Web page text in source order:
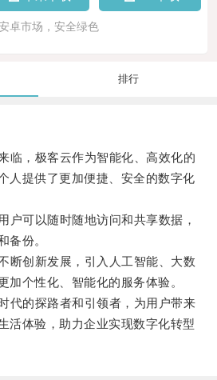
卓市场，安全绿色
排行
，极客云作为智能化、高效化的
人提供了更加便捷、安全的数字化
可以随时随地访问和共享数据，
备份。
创新发展，引入人工智能、大数
加个性化、智能化的服务体验。
的探路者和引领者，为用户带来
活体验，助力企业实现数字化转型